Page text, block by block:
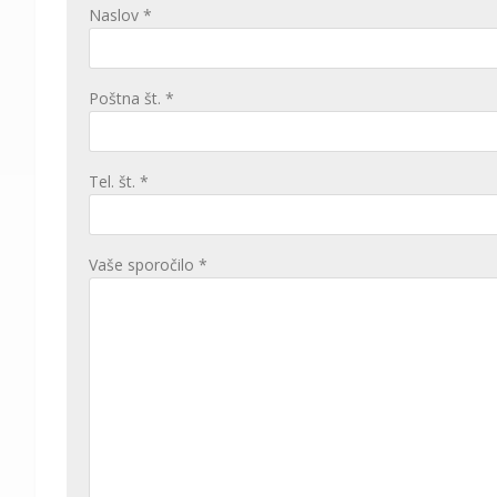
Naslov *
Poštna št. *
Tel. št. *
Vaše sporočilo *